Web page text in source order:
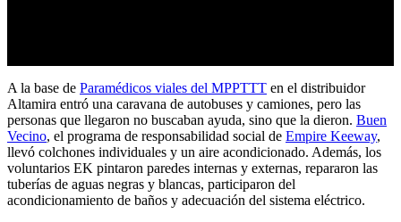
A la base de Paramédicos viales del MPPTTT en el distribuidor
Altamira entró una caravana de autobuses y camiones, pero las
personas que llegaron no buscaban ayuda, sino que la dieron. Buen
Vecino, el programa de responsabilidad social de Empire Keeway,
llevó colchones individuales y un aire acondicionado. Además, los
voluntarios EK pintaron paredes internas y externas, repararon las
tuberías de aguas negras y blancas, participaron del
acondicionamiento de baños y adecuación del sistema eléctrico.